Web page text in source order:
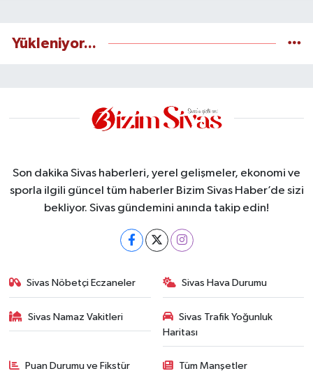
Yükleniyor...
Son dakika Sivas haberleri, yerel gelişmeler, ekonomi ve
sporla ilgili güncel tüm haberler Bizim Sivas Haber’de sizi
bekliyor. Sivas gündemini anında takip edin!
Sivas Nöbetçi Eczaneler Sivas Hava Durumu
Sivas Namaz Vakitleri
Sivas Trafik Yoğunluk
Haritası
Puan Durumu ve Fikstür Tüm Manşetler